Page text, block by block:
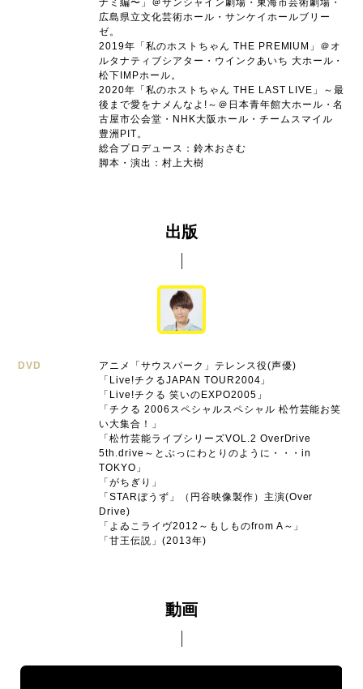
ナミ編〜」＠サンシャイン劇場・東海市芸術劇場・
広島県立文化芸術ホール・サンケイホールブリー
ゼ。
2019年「私のホストちゃん THE PREMIUM」＠オ
ルタナティブシアター・ウインクあいち 大ホール・
松下IMPホール。
2020年「私のホストちゃん THE LAST LIVE」～最
後まで愛をナメんなよ!～＠日本青年館大ホール・名
古屋市公会堂・NHK大阪ホール・チームスマイル
豊洲PIT。
総合プロデュース：鈴木おさむ
脚本・演出：村上大樹
出版
DVD
アニメ「サウスパーク」テレンス役(声優)
「Live!チクるJAPAN TOUR2004」
「Live!チクる 笑いのEXPO2005」
「チクる 2006スペシャルスペシャル 松竹芸能お笑
い大集合！」
「松竹芸能ライブシリーズVOL.2 OverDrive
5th.drive～とぶっにわとりのように・・・in
TOKYO」
「がちぎり」
「STARぼうず」（円谷映像製作）主演(Over
Drive)
「よゐこライヴ2012～もしものfrom A～」
「甘王伝説」(2013年)
動画